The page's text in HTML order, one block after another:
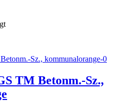
TM Betonm.-Sz.,